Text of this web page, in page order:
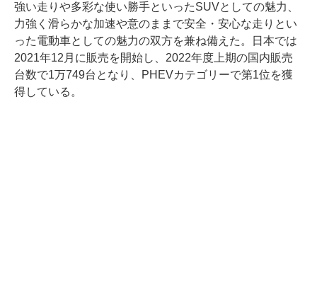
強い走りや多彩な使い勝手といったSUVとしての魅力、
力強く滑らかな加速や意のままで安全・安心な走りとい
った電動車としての魅力の双方を兼ね備えた。日本では
2021年12月に販売を開始し、2022年度上期の国内販売
台数で1万749台となり、PHEVカテゴリーで第1位を獲
得している。